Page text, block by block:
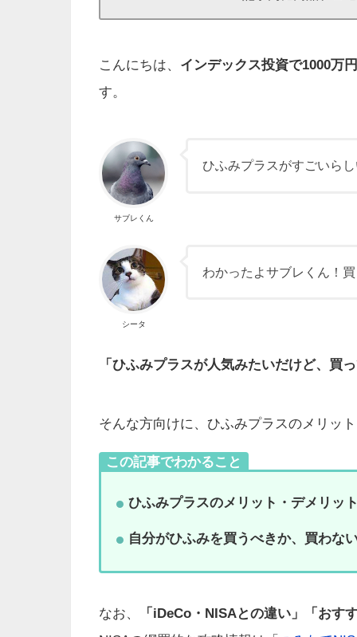
こんにちは、 インデックス投資で1000万
す。
サブレくん
ひふみプラスがすごいら
シータ
わかったよサブレくん！
「ひふみプラスが人気みたいだけど、買
そんな方向けに、ひふみプラスのメリッ
この記事でわかること
ひふみプラスのメリット・デメリッ
自分がひふみを買うべきか、買わな
なお、 「iDeCo・NISAとの違い」「おす